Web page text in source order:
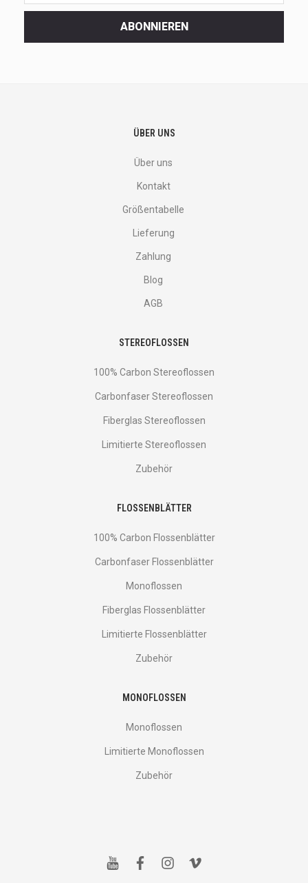
latest
ABONNIEREN
ÜBER UNS
Über uns
Kontakt
Größentabelle
Lieferung
Zahlung
Blog
AGB
STEREOFLOSSEN
100% Carbon Stereoflossen
Carbonfaser Stereoflossen
Fiberglas Stereoflossen
Limitierte Stereoflossen
Zubehör
FLOSSENBLÄTTER
100% Carbon Flossenblätter
Carbonfaser Flossenblätter
Monoflossen
Fiberglas Flossenblätter
Limitierte Flossenblätter
Zubehör
MONOFLOSSEN
Monoflossen
Limitierte Monoflossen
Zubehör
y f i v